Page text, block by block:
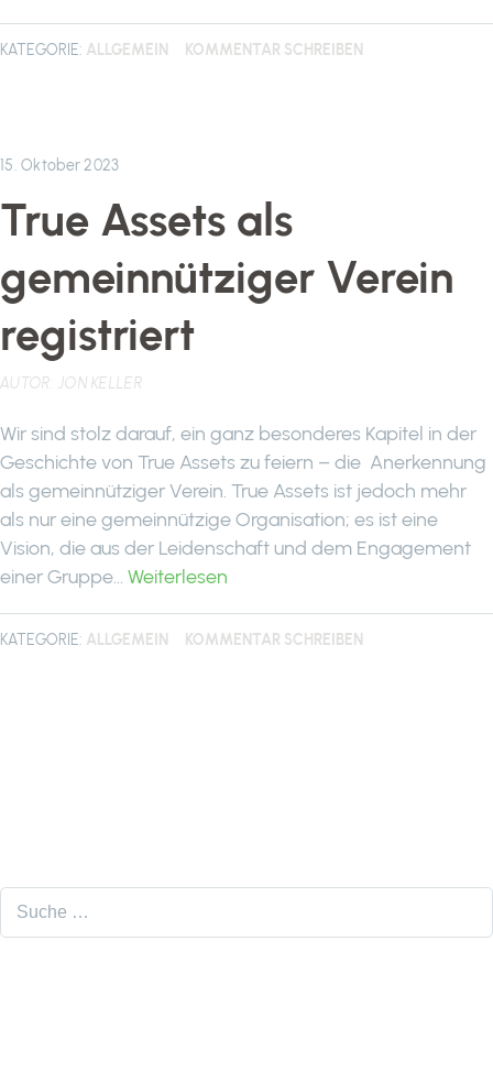
KATEGORIE: ALLGEMEIN KOMMENTAR SCHREIBEN
15. Oktober 2023
True Assets als
gemeinnütziger Verein
registriert
AUTOR:JON KELLER
Wir sind stolz darauf, ein ganz besonderes Kapitel in der
Geschichte von True Assets zu feiern – die Anerkennung
als gemeinnütziger Verein. True Assets ist jedoch mehr
als nur eine gemeinnützige Organisation; es ist eine
Vision, die aus der Leidenschaft und dem Engagement
einer Gruppe… Weiterlesen
KATEGORIE: ALLGEMEIN KOMMENTAR SCHREIBEN